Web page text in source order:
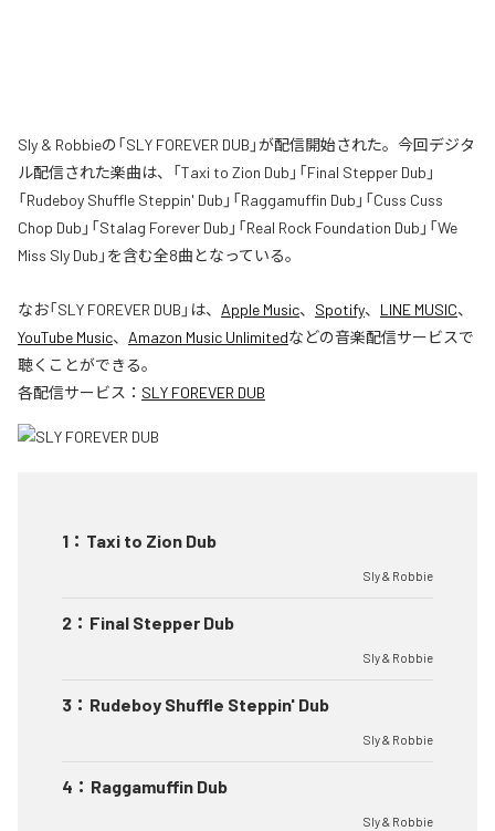
Sly & Robbieの「SLY FOREVER DUB」が配信開始された。今回デジタ
ル配信された楽曲は、「Taxi to Zion Dub」「Final Stepper Dub」
「Rudeboy Shuffle Steppin' Dub」「Raggamuffin Dub」「Cuss Cuss
Chop Dub」「Stalag Forever Dub」「Real Rock Foundation Dub」「We
Miss Sly Dub」を含む全8曲となっている。
なお「SLY FOREVER DUB 」は、 Apple Music、 Spotify、 LINE MUSIC、
YouTube Music、 Amazon Music Unlimitedなどの音楽配信サービスで
聴くことができる。
各配信サービス： SLY FOREVER DUB
1 ： Taxi to Zion Dub
Sly & Robbie
2 ： Final Stepper Dub
Sly & Robbie
3 ： Rudeboy Shuffle Steppin' Dub
Sly & Robbie
4 ： Raggamuffin Dub
Sly & Robbie